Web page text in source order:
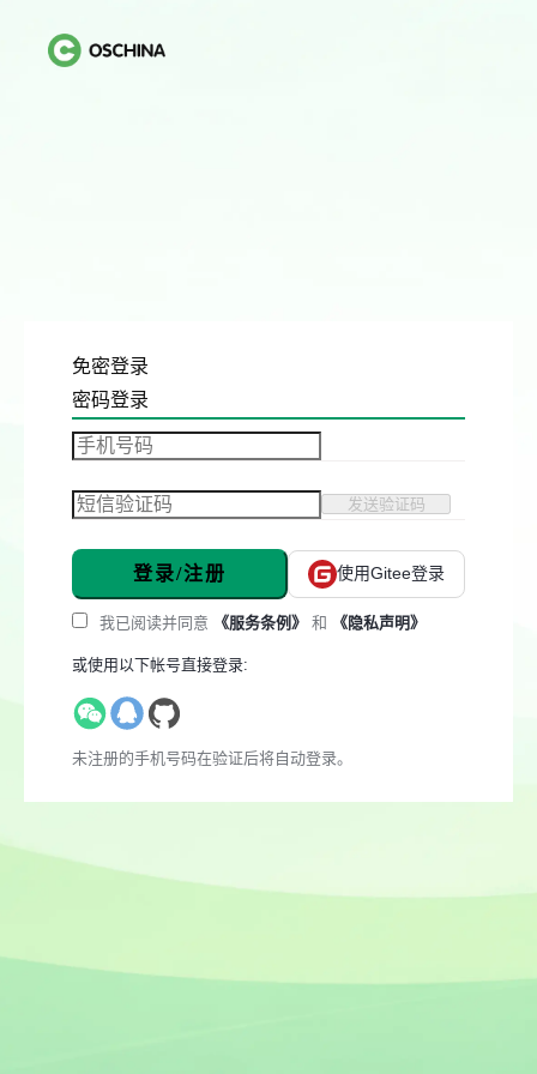
免密登录
密码登录
发送验证码
登录/注册 使用Gitee登录
我已阅读并同意 《服务条例》 和 《隐私声明》
或使用以下帐号直接登录:
未注册的手机号码在验证后将自动登录。